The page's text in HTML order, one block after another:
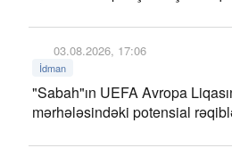
03.08.2026, 17:06
İdman
"Sabah"ın UEFA Avropa
mərhələsindəki potensial